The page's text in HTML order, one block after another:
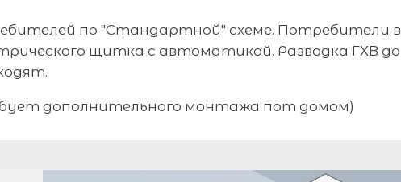
по "Стандартной" схеме. Потребители в
щитка с автоматикой. Разводка ГХВ до
дополнительного монтажа пот домом)